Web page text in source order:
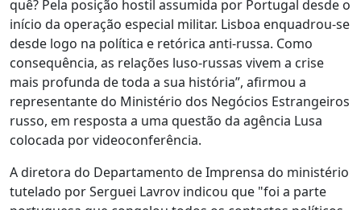
quê? Pela posição hostil assumida por Portugal desde o
início da operação especial militar. Lisboa enquadrou-se
desde logo na política e retórica anti-russa. Como
consequência, as relações luso-russas vivem a crise
mais profunda de toda a sua história”, afirmou a
representante do Ministério dos Negócios Estrangeiros
russo, em resposta a uma questão da agência Lusa
colocada por videoconferência.
A diretora do Departamento de Imprensa do ministério
tutelado por Serguei Lavrov indicou que "foi a parte